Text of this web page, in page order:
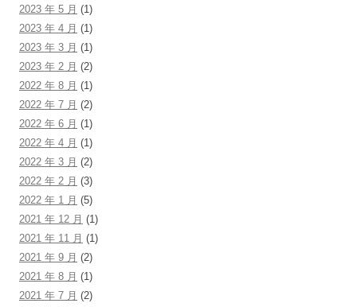
2023 年 5 月 (1)
2023 年 4 月 (1)
2023 年 3 月 (1)
2023 年 2 月 (2)
2022 年 8 月 (1)
2022 年 7 月 (2)
2022 年 6 月 (1)
2022 年 4 月 (1)
2022 年 3 月 (2)
2022 年 2 月 (3)
2022 年 1 月 (5)
2021 年 12 月 (1)
2021 年 11 月 (1)
2021 年 9 月 (2)
2021 年 8 月 (1)
2021 年 7 月 (2)